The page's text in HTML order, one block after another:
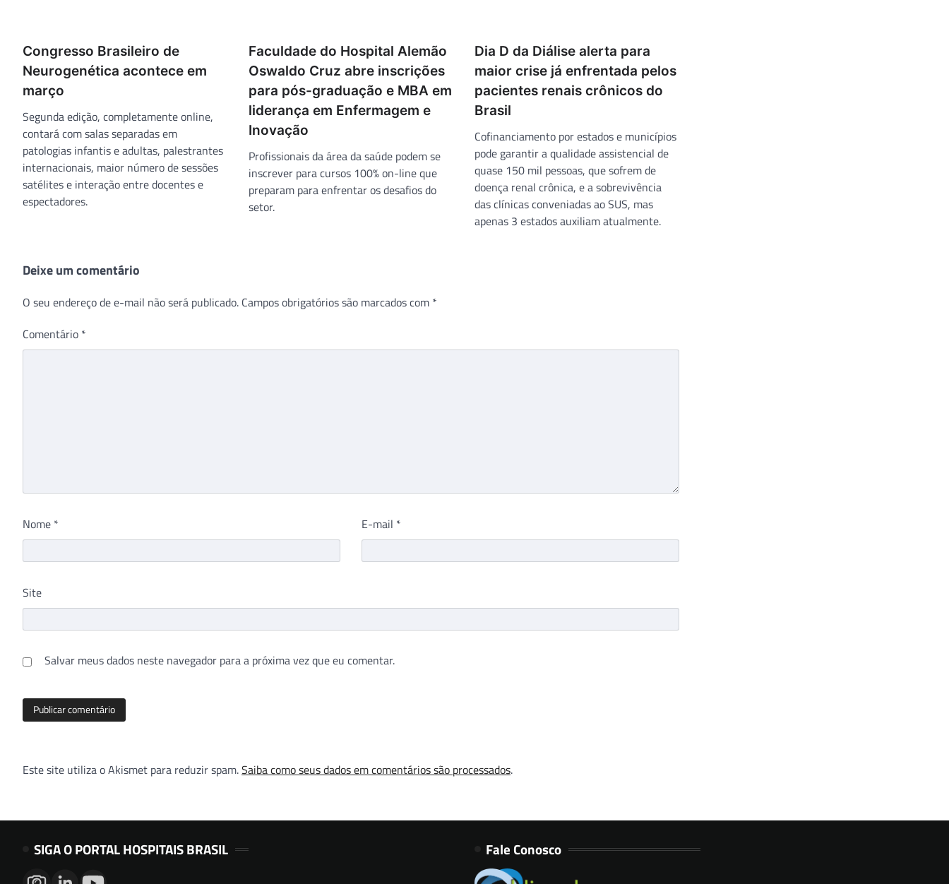
Congresso Brasileiro de
Neurogenética acontece em
março
Segunda edição, completamente online,
contará com salas separadas em
patologias infantis e adultas, palestrantes
internacionais, maior número de sessões
satélites e interação entre docentes e
espectadores.
Faculdade do Hospital Alemão
Oswaldo Cruz abre inscrições
para pós-graduação e MBA em
liderança em Enfermagem e
Inovação
Profissionais da área da saúde podem se
inscrever para cursos 100% on-line que
preparam para enfrentar os desafios do
setor.
Dia D da Diálise alerta para
maior crise já enfrentada pelos
pacientes renais crônicos do
Brasil
Cofinanciamento por estados e municípios
pode garantir a qualidade assistencial de
quase 150 mil pessoas, que sofrem de
doença renal crônica, e a sobrevivência
das clínicas conveniadas ao SUS, mas
apenas 3 estados auxiliam atualmente.
Deixe um comentário
O seu endereço de e-mail não será publicado. Campos obrigatórios são marcados com *
Comentário *
Nome * E-mail *
Site
Salvar meus dados neste navegador para a próxima vez que eu comentar.
Este site utiliza o Akismet para reduzir spam.Saiba como seus dados em comentários são processados.
SIGA O PORTAL HOSPITAIS BRASIL Fale Conosco